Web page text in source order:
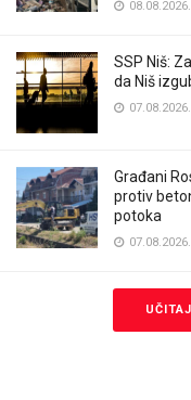
08.08.2026.
SSP Niš:
da Niš
07.08.2026.
Građani
protiv
potoka
07.08.2026.